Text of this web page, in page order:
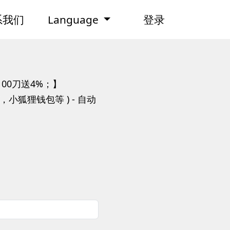
们 Language 登录
刀送4%；】
小狐狸钱包等 ) - 自动